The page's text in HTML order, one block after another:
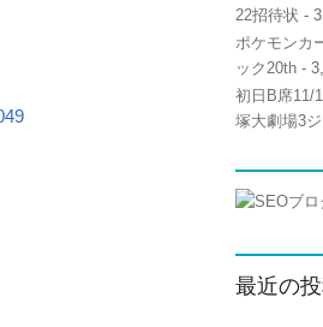
22招待状 -
ポケモンカ
ック20th -
初日B席11/
塚大劇場3ジ
最近の